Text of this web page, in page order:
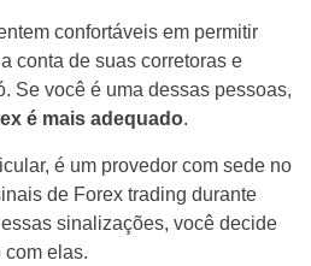
confortáveis em permitir
conta de suas corretoras e
Se você é uma dessas pessoas,
é mais adequado.
é um provedor com sede no
de Forex trading durante
sinalizações, você decide
com elas.